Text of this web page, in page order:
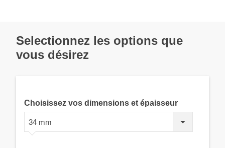
Selectionnez les options que
vous désirez
Choisissez vos dimensions et épaisseur
34 mm